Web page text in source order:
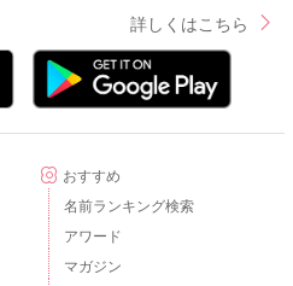
詳しくはこちら
おすすめ
名前ランキング検索
アワード
マガジン